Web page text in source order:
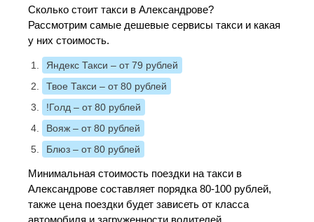
Сколько стоит такси в Александрове?
Рассмотрим самые дешевые сервисы такси и какая
у них стоимость.
Яндекс Такси – от 79 рублей
Твое Такси – от 80 рублей
!Голд – от 80 рублей
Вояж – от 80 рублей
Блюз – от 80 рублей
Минимальная стоимость поездки на такси в
Александрове составляет порядка 80-100 рублей,
также цена поездки будет зависеть от класса
автомобиля и загруженности водителей.